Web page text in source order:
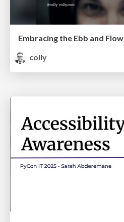
Embracing the Ebb and Flow
colly